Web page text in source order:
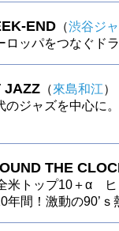
END （渋谷ジ
ロッパをつなぐド
JAZZ （來島和江）
のジャズを中心に
THE
米トップ10＋α ヒ
年間！激動の90’ｓ